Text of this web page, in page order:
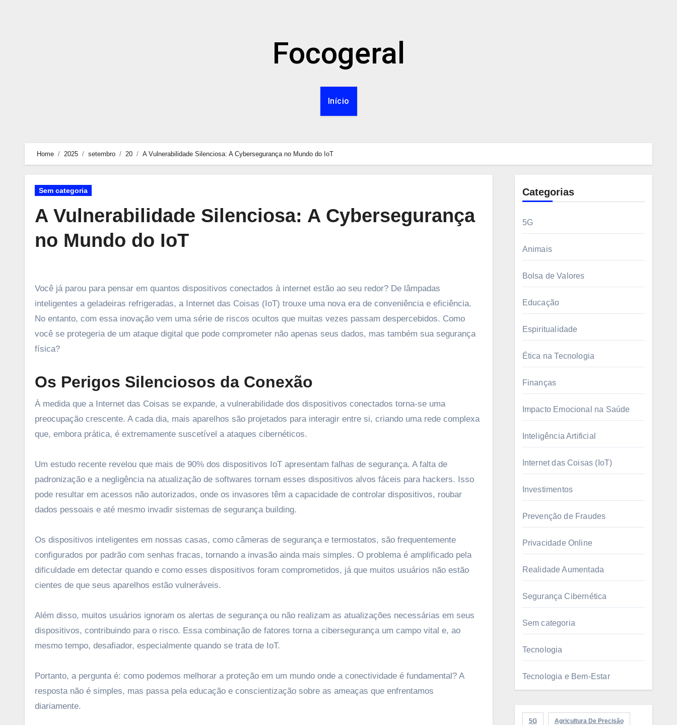
Focogeral
Início
Home 2025 setembro 20 A Vulnerabilidade Silenciosa: A Cybersegurança no Mundo do IoT
Sem categoria
A Vulnerabilidade Silenciosa: A Cybersegurança
no Mundo do IoT
Você já parou para pensar em quantos dispositivos conectados à internet estão ao seu redor? De lâmpadas
inteligentes a geladeiras refrigeradas, a Internet das Coisas (IoT) trouxe uma nova era de conveniência e eficiência.
No entanto, com essa inovação vem uma série de riscos ocultos que muitas vezes passam despercebidos. Como
você se protegeria de um ataque digital que pode comprometer não apenas seus dados, mas também sua segurança
física?
Os Perigos Silenciosos da Conexão
À medida que a Internet das Coisas se expande, a vulnerabilidade dos dispositivos conectados torna-se uma
preocupação crescente. A cada dia, mais aparelhos são projetados para interagir entre si, criando uma rede complexa
que, embora prática, é extremamente suscetível a ataques cibernéticos.
Um estudo recente revelou que mais de 90% dos dispositivos IoT apresentam falhas de segurança. A falta de
padronização e a negligência na atualização de softwares tornam esses dispositivos alvos fáceis para hackers. Isso
pode resultar em acessos não autorizados, onde os invasores têm a capacidade de controlar dispositivos, roubar
dados pessoais e até mesmo invadir sistemas de segurança building.
Os dispositivos inteligentes em nossas casas, como câmeras de segurança e termostatos, são frequentemente
configurados por padrão com senhas fracas, tornando a invasão ainda mais simples. O problema é amplificado pela
dificuldade em detectar quando e como esses dispositivos foram comprometidos, já que muitos usuários não estão
cientes de que seus aparelhos estão vulneráveis.
Além disso, muitos usuários ignoram os alertas de segurança ou não realizam as atualizações necessárias em seus
dispositivos, contribuindo para o risco. Essa combinação de fatores torna a cibersegurança um campo vital e, ao
mesmo tempo, desafiador, especialmente quando se trata de IoT.
Portanto, a pergunta é: como podemos melhorar a proteção em um mundo onde a conectividade é fundamental? A
resposta não é simples, mas passa pela educação e conscientização sobre as ameaças que enfrentamos
diariamente.
Categorias
5G
Animais
Bolsa de Valores
Educação
Espiritualidade
Ética na Tecnologia
Finanças
Impacto Emocional na Saúde
Inteligência Artificial
Internet das Coisas (IoT)
Investimentos
Prevenção de Fraudes
Privacidade Online
Realidade Aumentada
Segurança Cibernética
Sem categoria
Tecnologia
Tecnologia e Bem-Estar
5G Agricultura De Precisão